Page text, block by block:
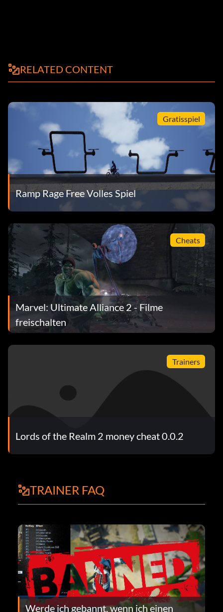
RELATED CONTENT
Gratisspiel
Ramp Rage Free Volles Spiel
Cheats
Marvel: Ultimate Alliance 2 - Filme
freischalten
Trainers
Lords of the Realm 2 money cheat 0.0.2
TRAINER FAQ
Werde ich gebannt, wenn ich einen